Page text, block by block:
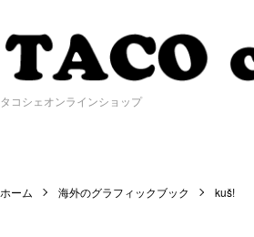
タコシェオンラインショップ
ホーム 海外のグラフィックブック kuš!